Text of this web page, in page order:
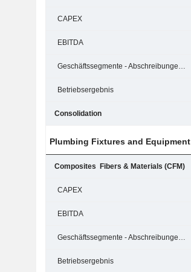
CAPEX
EBITDA
Geschäftssegmente - Abschreibungen und Wertminderungen
Betriebsergebnis
Consolidation
Plumbing Fixtures and Equipment
Composites ­ Fibers & Materials (CFM)
CAPEX
EBITDA
Geschäftssegmente - Abschreibungen und Wertminderungen
Betriebsergebnis